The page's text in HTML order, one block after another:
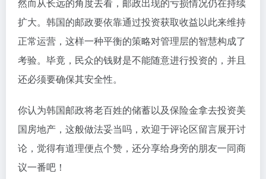
扩大。韩国的邮政要依靠通过投资获取收益以此来维持
正常运营，这样一种平衡的策略对管理层的智慧构成了
考验。毕竟，民众的钱财是不能随意进行投资的，并且
还必须要确保其安全性。
你认为韩国邮政将老百姓的储蓄以及保险金拿去投资美
国房地产，这般做法妥当吗，欢迎于评论区留言展开讨
论，觉得有道理便点个赞，还分享给身旁的朋友一同商
议一番吧！